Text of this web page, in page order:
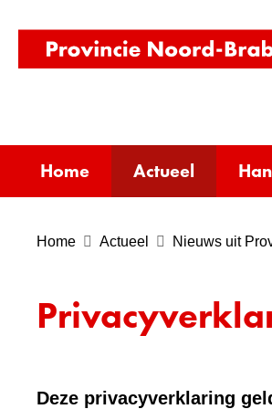
Home Actueel
Home Actueel Nieuws uit
Deze privacyverklaring